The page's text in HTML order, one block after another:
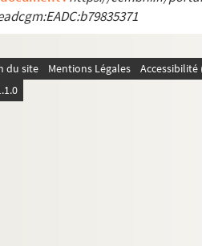
du site Mentions Légales